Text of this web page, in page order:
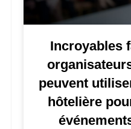
Incroyables
peuvent
hôtelière